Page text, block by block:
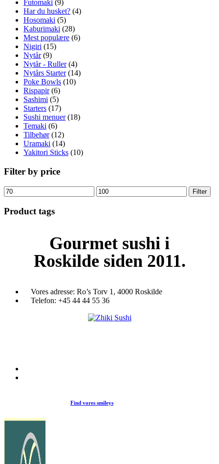
Futomaki (9)
Har du husket? (4)
Hosomaki (5)
Kaburimaki (28)
Mest populære (6)
Nigiri (15)
Nytår (9)
Nytår - Ruller (4)
Nytårs Starter (14)
Poke Bowls (10)
Rispapir (6)
Sashimi (5)
Starters (17)
Sushi menuer (18)
Temaki (6)
Tilbehør (12)
Uramaki (14)
Yakitori Sticks (10)
Filter by price
Mindste
pris
Højeste
pris
Filter
Product tags
Gourmet sushi i
Roskilde siden 2011.
Vores adresse: Ro’s Torv 1, 4000 Roskilde
Telefon: +45 44 44 55 36
Find vores smileys